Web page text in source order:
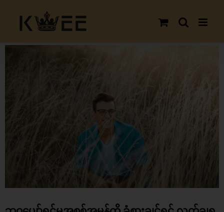
content